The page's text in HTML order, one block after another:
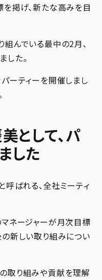
掲げ、新たな高みを目
んでいる最中の2月、
した。
ーティーを開催しまし
として、パ
した
呼ばれる、全社ミーティ
ネージャーが月次目標
新しい取り組みについ
取り組みや貢献を理解